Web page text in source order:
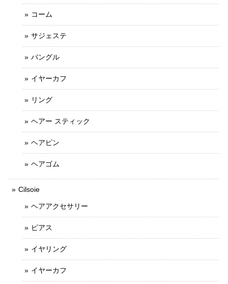
コーム
サジェステ
バングル
イヤーカフ
リング
ヘアー スティック
ヘアピン
ヘアゴム
Cilsoie
ヘアアクセサリー
ピアス
イヤリング
イヤーカフ